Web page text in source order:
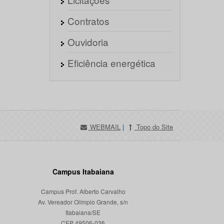
Contratos
Ouvidoria
Eficiência energética
WEBMAIL | Topo do Site
Campus Itabaiana
Campus Prof. Alberto Carvalho
Av. Vereador Olímpio Grande, s/n
Itabaiana/SE